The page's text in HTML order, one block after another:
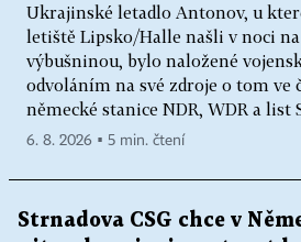
Ukrajinské letadlo Antonov, u
letiště Lipsko/Halle našli v noci
výbušninou, bylo naložené
odvoláním na své zdroje o tom
německé stanice NDR, WDR a list
6. 8. 2026 ▪ 5 min. čtení
Strnadova CSG chce v